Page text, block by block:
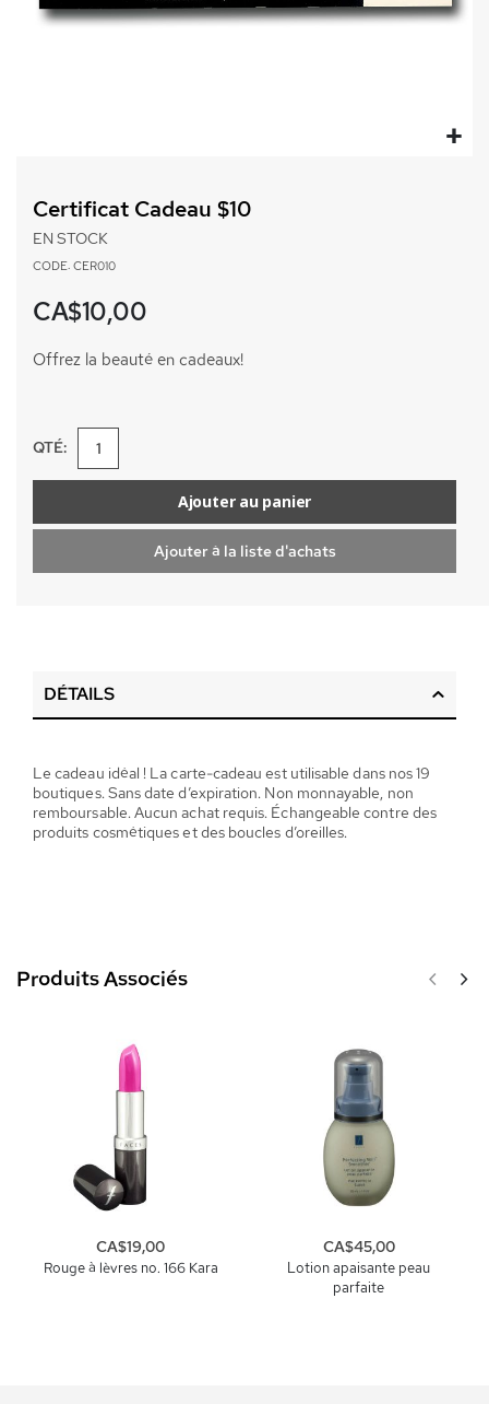
début
d’images
Certificat Cadeau $10
EN STOCK
CODE: CER010
CA$10,00
Offrez la beauté en cadeaux!
QTÉ:
Ajouter au panier
Ajouter à la liste d'achats
DÉTAILS
Le cadeau idéal ! La carte-cadeau est utilisable dans nos 19
boutiques. Sans date d’expiration. Non monnayable, non
remboursable. Aucun achat requis. Échangeable contre des
produits cosmétiques et des boucles d’oreilles.
Produits Associés
Rouge à lèvres no. 166 Kara
CA$19,00
Lotion apaisante peau
parfaite
CA$45,00